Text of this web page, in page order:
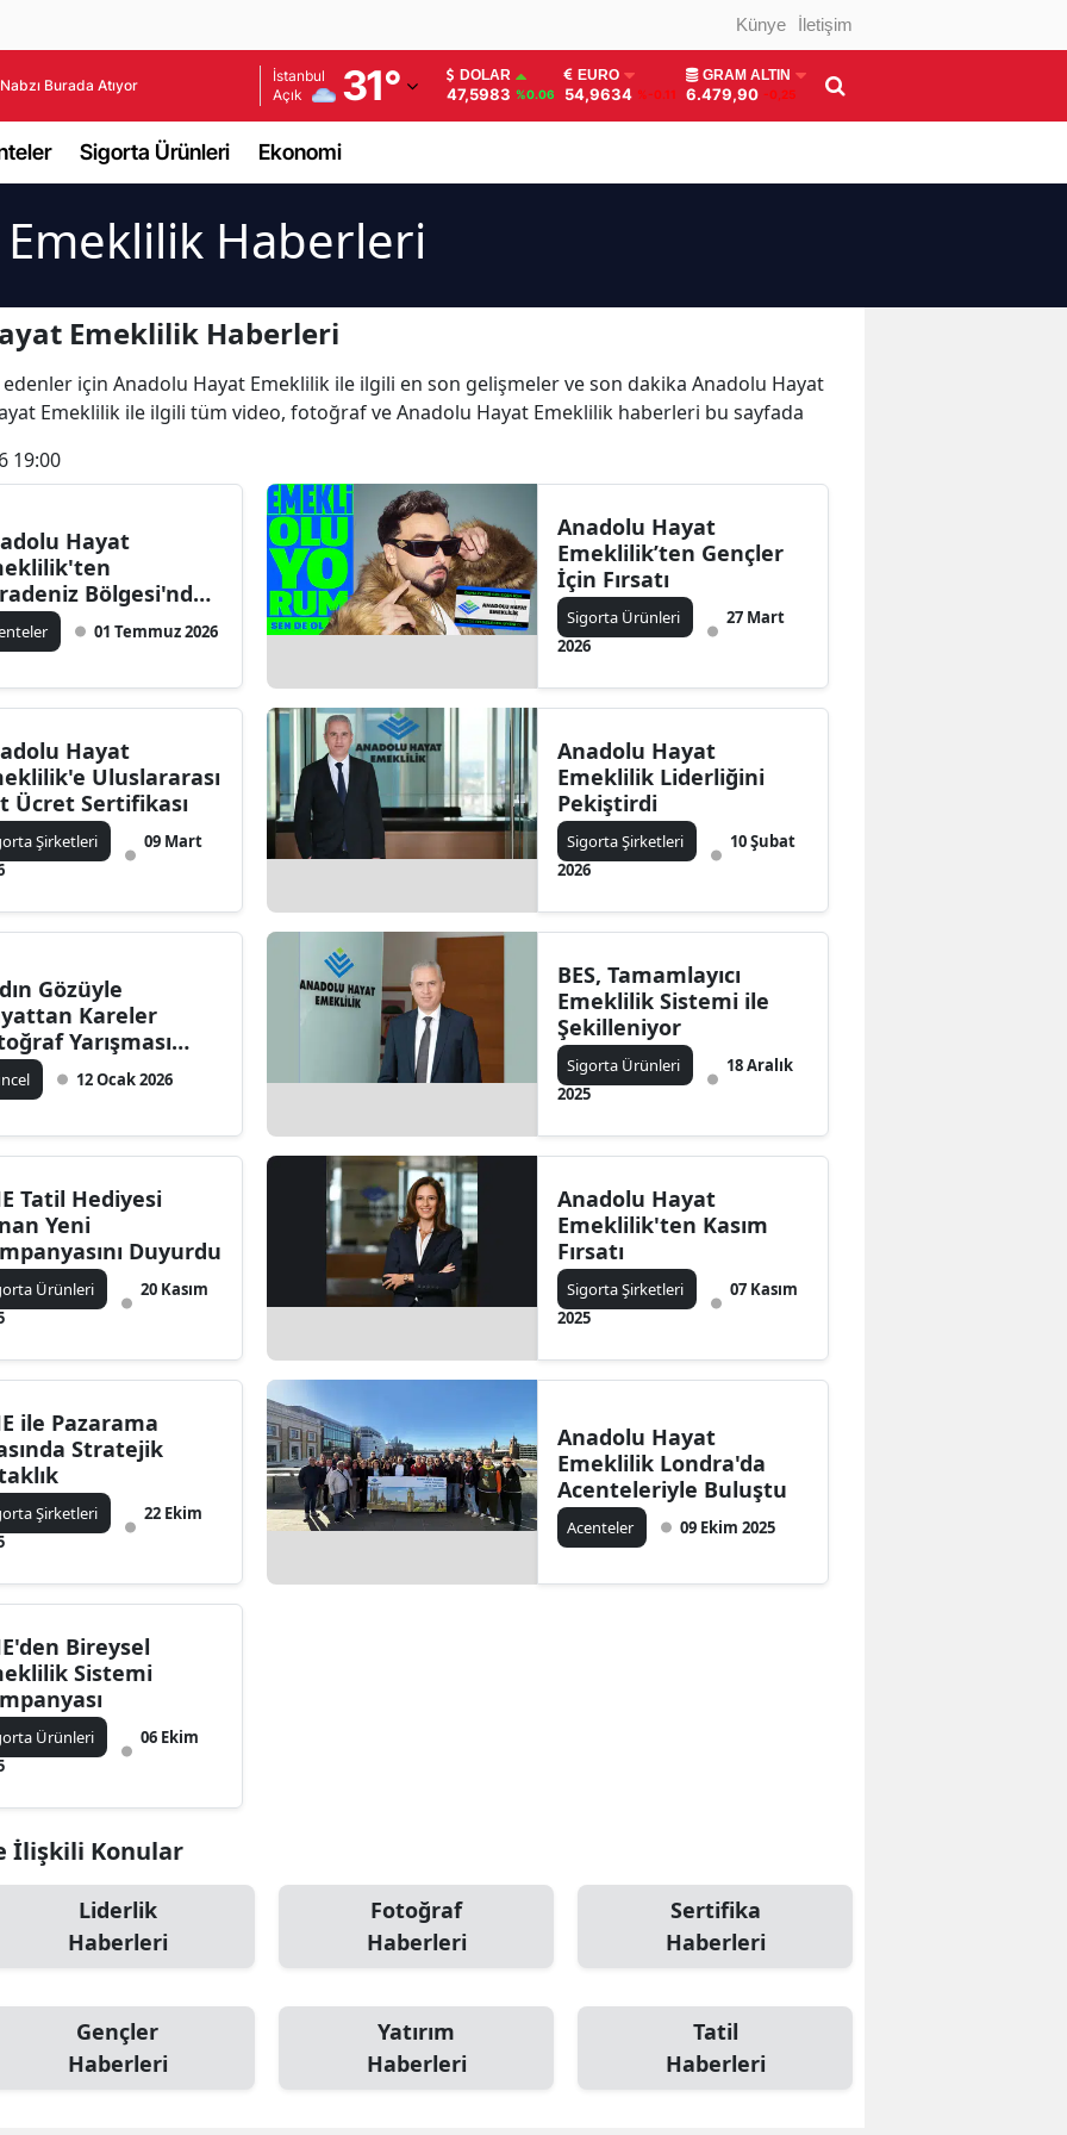
Künye İletişim
Burada Atıyor
İstanbul
Açık
31°
Adana
Adıyaman
Afyonkarahisar
Amasya
Ankara
Artvin
Balıkesir
Bilecik
Bingöl
Bolu
Burdur
Bursa
Çanakkale
Çorum
Denizli
Erzincan
Erzurum
Eskişehir
Gümüşhane
Hakkari
Hatay
Isparta
Kırşehir
DOLAR
47,5983 %0.06
EURO
54,9634 %-0.11
GRAM ALTIN
6.479,90 -0,25
Sigorta Ürünleri Ekonomi
Haberleri
Emeklilik Haberleri
için Anadolu Hayat Emeklilik ile ilgili en son gelişmeler ve son dakika Anadolu Hayat
Emeklilik ile ilgili tüm video, fotoğraf ve Anadolu Hayat Emeklilik haberleri bu sayfada
19:00
Hayat
Bölgesi'nde
bir yatırım01 Temmuz 2026
Anadolu Hayat
Emeklilik’ten Gençler
İçin Fırsatı
Sigorta Ürünleri
27 Mart
2026
Hayat
Uluslararası
Ücret Sertifikası
Şirketleri
09 Mart
Anadolu Hayat
Emeklilik Liderliğini
Pekiştirdi
Sigorta Şirketleri
10 Şubat
2026
Gözüyle
Kareler
Yarışması
Başladı
12 Ocak 2026
BES, Tamamlayıcı
Emeklilik Sistemi ile
Şekilleniyor
Sigorta Ürünleri
18 Aralık
2025
Tatil Hediyesi
Yeni
Duyurdu
Ürünleri
20 Kasım
Anadolu Hayat
Emeklilik'ten Kasım
Fırsatı
Sigorta Şirketleri
07 Kasım
2025
ile Pazarama
Stratejik
Şirketleri
22 Ekim
Anadolu Hayat
Emeklilik Londra'da
Acenteleriyle Buluştu
Acenteler 09 Ekim 2025
Bireysel
Sistemi
Ürünleri
06 Ekim
İlişkili Konular
Liderlik
Haberleri
Fotoğraf
Haberleri
Sertifika
Haberleri
Gençler
Haberleri
Yatırım
Haberleri
Tatil
Haberleri